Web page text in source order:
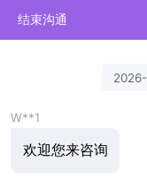
结束沟通
W**1
欢迎您来咨询